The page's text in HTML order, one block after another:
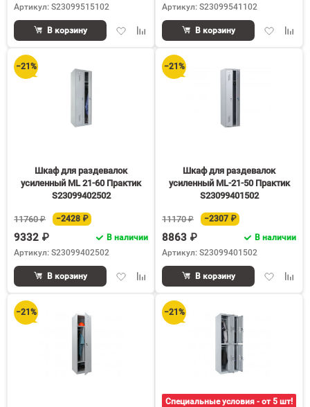
Артикул: S23099515102
ДобавитьДобавить
сравнению
В корзину
Артикул: S23099541102
Добавить
В корзину
−21%
Шкаф для раздевалок
усиленный ML 21-60 Практик
S23099402502
11760 ₽ −2428 ₽
9332 ₽
В наличии
Артикул: S23099402502
ДобавитьДобавить
сравнению
В корзину
−21%
Шкаф для раздевалок
усиленный ML-21-50 Практик
S23099401502
11170 ₽ −2307 ₽
8863 ₽
В наличии
Артикул: S23099401502
Добавить
В корзину
−21% −21%
Специальные условия - от 5 шт!